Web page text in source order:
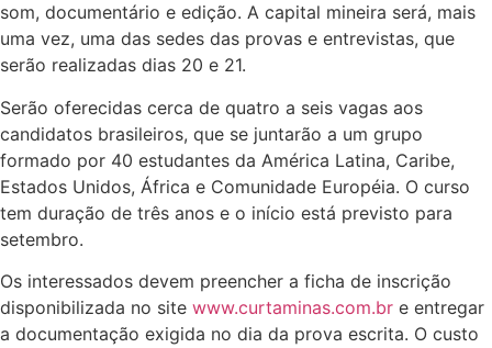
som, documentário e edição. A capital mineira será, mais
uma vez, uma das sedes das provas e entrevistas, que
serão realizadas dias 20 e 21.
Serão oferecidas cerca de quatro a seis vagas aos
candidatos brasileiros, que se juntarão a um grupo
formado por 40 estudantes da América Latina, Caribe,
Estados Unidos, África e Comunidade Européia. O curso
tem duração de três anos e o início está previsto para
setembro.
Os interessados devem preencher a ficha de inscrição
disponibilizada no site www.curtaminas.com.br e entregar
a documentação exigida no dia da prova escrita. O custo